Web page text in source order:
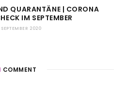
QUARANTÄNE | CORONA
IM SEPTEMBER
SEPTEMBER 2020
COMMENT